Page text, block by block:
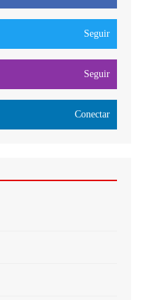
Seguir
Seguir
Conectar